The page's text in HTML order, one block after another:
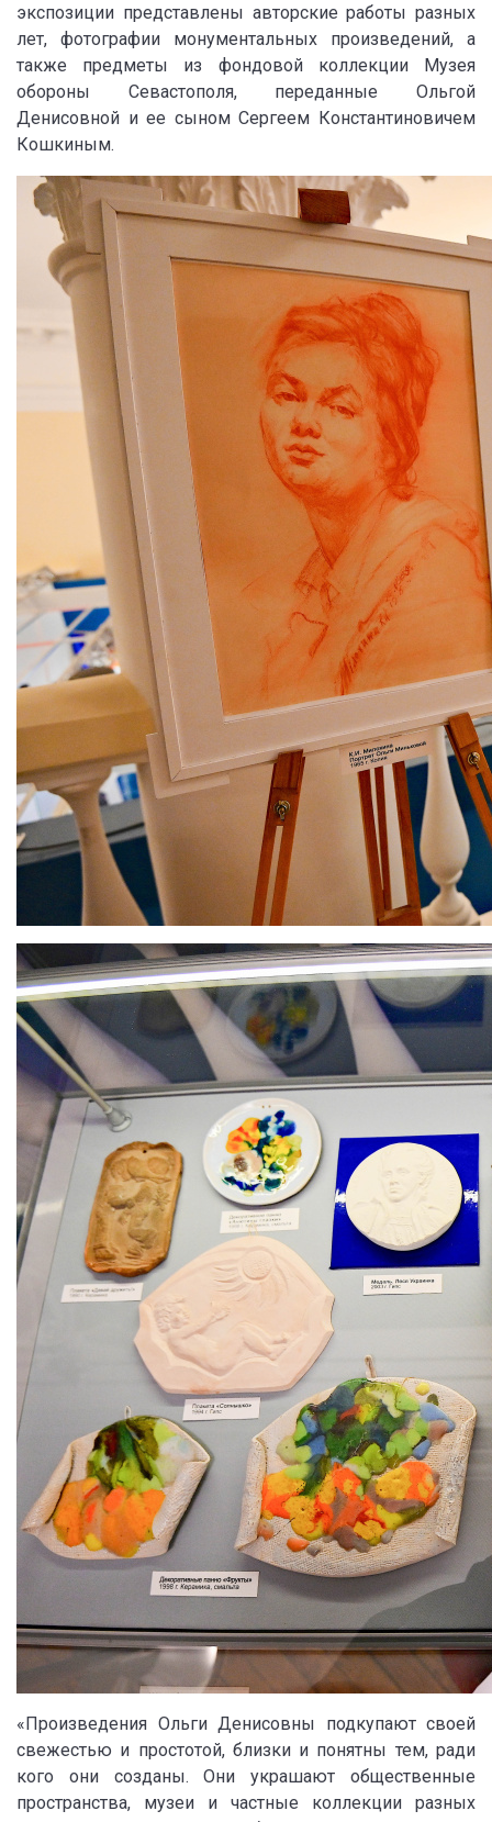
экспозиции представлены авторские работы разных
лет, фотографии монументальных произведений, а
также предметы из фондовой коллекции Музея
обороны Севастополя, переданные Ольгой
Денисовной и ее сыном Сергеем Константиновичем
Кошкиным.
«Произведения Ольги Денисовны подкупают своей
свежестью и простотой, близки и понятны тем, ради
кого они созданы. Они украшают общественные
пространства, музеи и частные коллекции разных